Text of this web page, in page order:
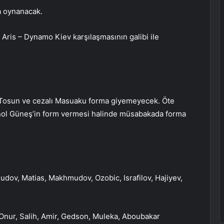
oynanacak.
– Dynamo Kiev karşılaşmasının galibi ile
ve cezalı Masuaku forma giyemeyecek. Öte
Güneş’in form vermesi halinde müsabakada forma
Matias, Makhmudov, Ozobic, Israfilov, Hajiyev,
Salih, Amir, Gedson, Muleka, Aboubakar